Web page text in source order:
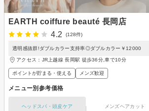
EARTH coiffure beauté 長岡店
4.2
(128件)
透明感抜群!ダブルカラー支持率◎ダブルカラー￥12000
アクセス：JR上越線 長岡駅 徒歩36分,車で10分
ポイントが貯まる・使える メンズ歓迎
メニュー別参考価格
ヘッドスパ・頭皮ケア メンズヘアカット